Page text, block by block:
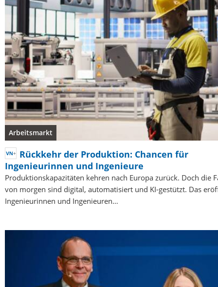
Arbeitsmarkt
Rückkehr der Produktion: Chancen für
Ingenieurinnen und Ingenieure
Produktionskapazitäten kehren nach Europa zurück. Doch die
von morgen sind digital, automatisiert und KI-gestützt. Das
Ingenieurinnen und Ingenieuren…